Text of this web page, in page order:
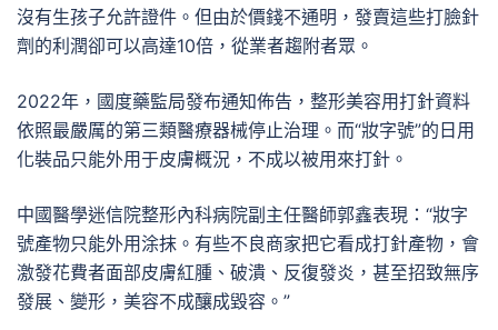
沒有生孩子允許證件。但由於價錢不通明，發賣這些打臉針
劑的利潤卻可以高達10倍，從業者趨附者眾。
2022年，國度藥監局發布通知佈告，整形美容用打針資料
依照最嚴厲的第三類醫療器械停止治理。而“妝字號”的日用
化裝品只能外用于皮膚概況，不成以被用來打針。
中國醫學迷信院整形內科病院副主任醫師郭鑫表現：“妝字
號產物只能外用涂抹。有些不良商家把它看成打針產物，會
激發花費者面部皮膚紅腫、破潰、反復發炎，甚至招致無序
發展、變形，美容不成釀成毀容。”